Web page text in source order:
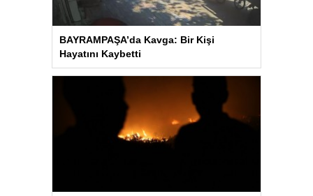
BAYRAMPAŞA’da Kavga: Bir Kişi
Hayatını Kaybetti